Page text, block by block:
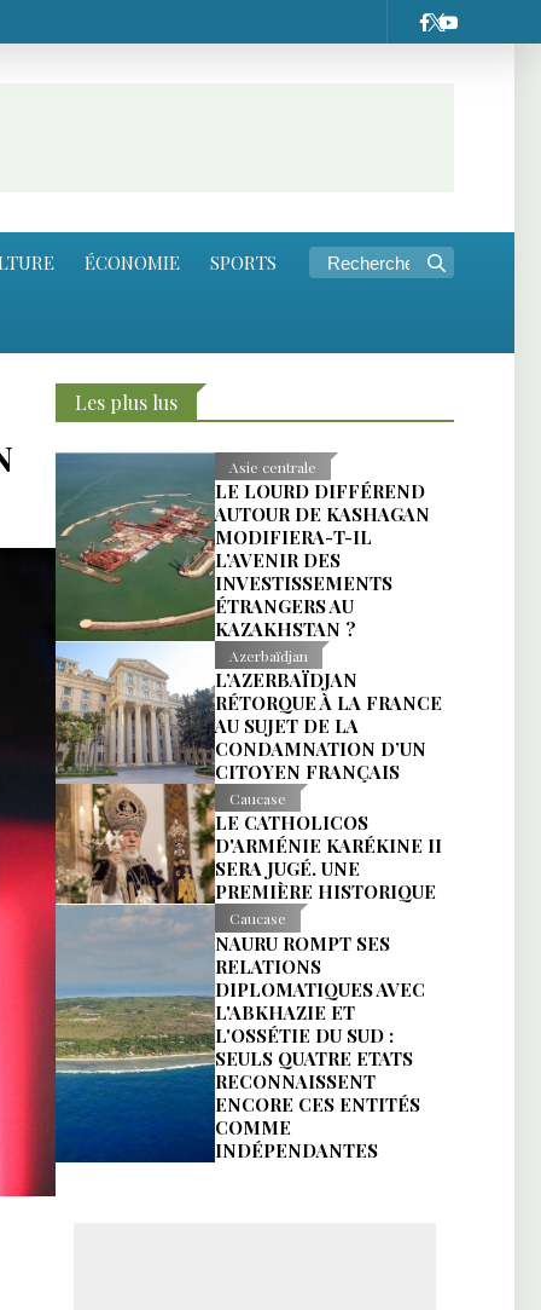
ÉCONOMIE SPORTS
Les plus lus
Asie centrale
LE LOURD DIFFÉREND
AUTOUR DE KASHAGAN
MODIFIERA-T-IL
L’AVENIR DES
INVESTISSEMENTS
ÉTRANGERS AU
KAZAKHSTAN ?
Azerbaïdjan
L’AZERBAÏDJAN
RÉTORQUE À LA FRANCE
AU SUJET DE LA
CONDAMNATION D’UN
CITOYEN FRANÇAIS
Caucase
LE CATHOLICOS
D'ARMÉNIE KARÉKINE II
SERA JUGÉ. UNE
PREMIÈRE HISTORIQUE
Caucase
NAURU ROMPT SES
RELATIONS
DIPLOMATIQUES AVEC
L'ABKHAZIE ET
L'OSSÉTIE DU SUD :
SEULS QUATRE ETATS
RECONNAISSENT
ENCORE CES ENTITÉS
COMME
INDÉPENDANTES